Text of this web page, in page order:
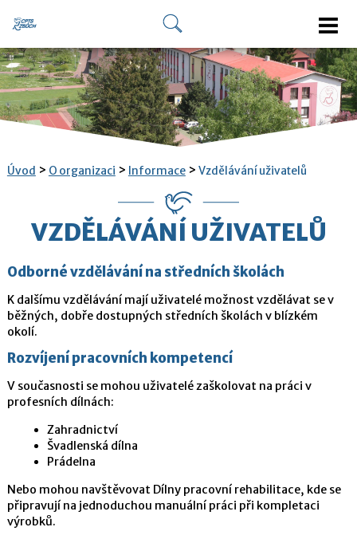
Úvod > O organizaci > Informace> Vzdělávání uživatelů
VZDĚLÁVÁNÍ UŽIVATELŮ
Odborné vzdělávání na středních školách
K dalšímu vzdělávání mají uživatelé možnost vzdělávat se v
běžných, dobře dostupných středních školách v blízkém
okolí.
Rozvíjení pracovních kompetencí
V současnosti se mohou uživatelé zaškolovat na práci v
profesních dílnách:
Zahradnictví
Švadlenská dílna
Prádelna
Nebo mohou navštěvovat Dílny pracovní rehabilitace, kde se
připravují na jednoduchou manuální práci při kompletaci
výrobků.